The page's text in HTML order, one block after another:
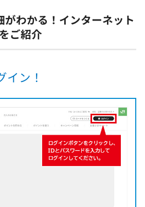
わかる！インターネット
ご紹介
イン！